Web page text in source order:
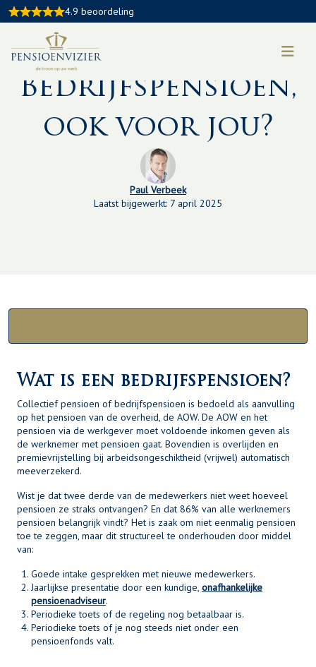
4.9 beoordeling
Bedrijfspensioen,
ook voor jou?
Paul Verbeek
Laatst bijgewerkt: 7 april 2025
Wat is een bedrijfspensioen?
Collectief pensioen of bedrijfspensioen is bedoeld als aanvulling
op het pensioen van de overheid, de AOW. De AOW en het
pensioen via de werkgever moet voldoende inkomen geven als
de werknemer met pensioen gaat. Bovendien is overlijden en
premievrijstelling bij arbeidsongeschiktheid (vrijwel) automatisch
meeverzekerd.
Wist je dat twee derde van de medewerkers niet weet hoeveel
pensioen ze straks ontvangen? En dat 86% van alle werknemers
pensioen belangrijk vindt? Het is zaak om niet eenmalig pensioen
toe te zeggen, maar dit structureel te onderhouden door middel
van:
Goede intake gesprekken met nieuwe medewerkers.
Jaarlijkse presentatie door een kundige, onafhankelijke
pensioenadviseur.
Periodieke toets of de regeling nog betaalbaar is.
Periodieke toets of je nog steeds niet onder een
pensioenfonds valt.